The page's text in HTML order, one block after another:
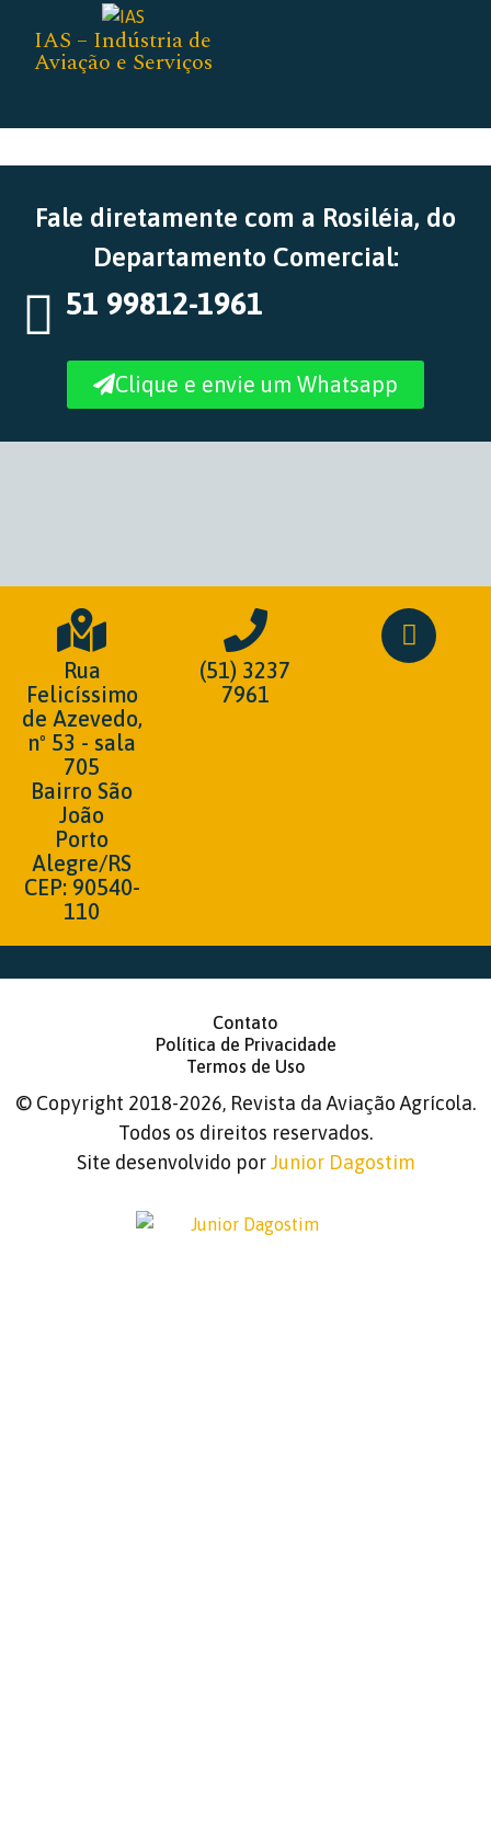
IAS – Indústria de
Aviação e Serviços
Fale diretamente com a Rosiléia, do
Departamento Comercial:
51 99812-1961
Clique e envie um Whatsapp
Rua
Felicíssimo
de Azevedo,
nº 53 - sala
705
Bairro São
João
Porto
Alegre/RS
CEP: 90540-
110
(51) 3237
7961
Contato
Política de Privacidade
Termos de Uso
© Copyright 2018-2026, Revista da Aviação Agrícola.
Todos os direitos reservados.
Site desenvolvido porJunior Dagostim